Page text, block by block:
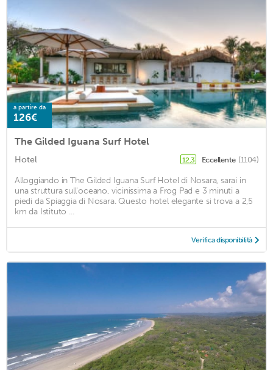
a partire da
126€
The Gilded Iguana Surf Hotel
Hotel 12,3 Eccellente (1104)
Alloggiando in The Gilded Iguana Surf Hotel di Nosara, sarai in
una struttura sull'oceano, vicinissima a Frog Pad e 3 minuti a
piedi da Spiaggia di Nosara. Questo hotel elegante si trova a 2,5
km da Istituto ...
Verifica disponibilità